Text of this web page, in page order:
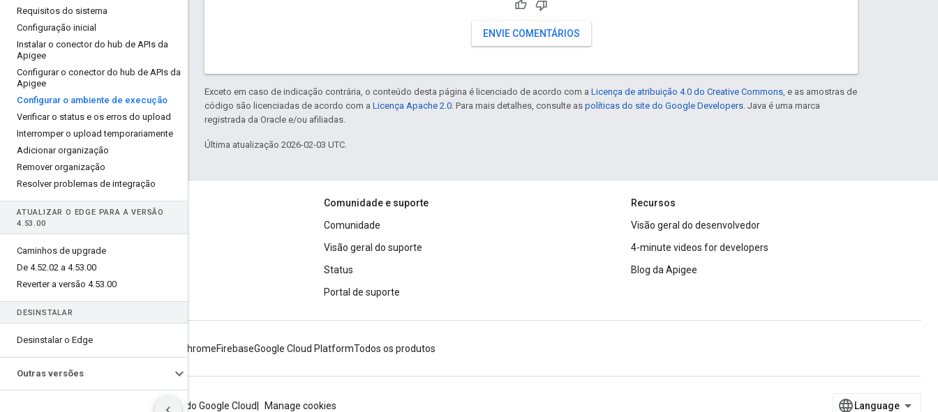
Requisitos do sistema
Configuração inicial
Instalar o conector do hub de APIs da
Apigee
Configurar o conector do hub de APIs da
Apigee
Configurar o ambiente de execução
Verificar o status e os erros do upload
Interromper o upload temporariamente
Adicionar organização
Remover organização
Resolver problemas de integração
ATUALIZAR O EDGE PARA A VERSÃO
4. 53 .00
Caminhos de upgrade
De 4.52.02 a 4.53.00
Reverter a versão 4.53.00
DESINSTALAR
Desinstalar o Edge
Outras versões
ENVIE COMENTÁRIOS
Exceto em caso de indicação contrária, o conteúdo desta página é licenciado de acordo com a Licença de atribuição 4.0 do Creative Commons, e as amostras de
código são licenciadas de acordo com a Licença Apache 2.0. Para mais detalhes, consulte as políticas do site do Google Developers. Java é uma marca
registrada da Oracle e/ou afiliadas.
Última atualização 2026-02-03 UTC.
Sobre a Apigee
We're part of Google
Eventos
Parceiros
Comunidade e suporte
Comunidade
Visão geral do suporte
Status
Portal de suporte
Recursos
Visão geral do desenvolvedor
4-minute videos for developers
Blog da Apigee
ChromeFirebaseGoogle Cloud PlatformTodos os produtos
Termos do Google Cloud Manage cookies